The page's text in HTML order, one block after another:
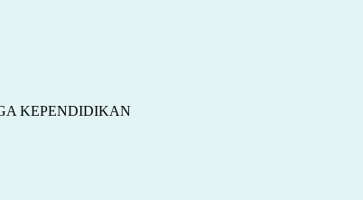
KEPENDIDIKAN